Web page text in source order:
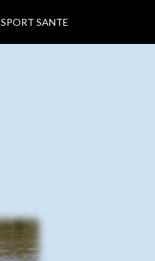
SPORT SANTE